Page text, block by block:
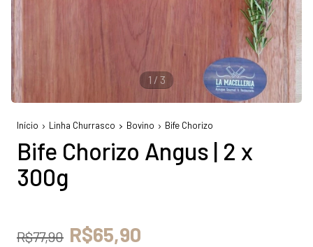
1 / 3
Início Linha Churrasco Bovino Bife Chorizo
Bife Chorizo Angus | 2 x
300g
R$77,90 R$65,90